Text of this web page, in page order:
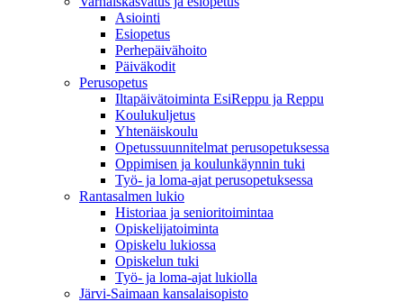
Asiointi
Esiopetus
Perhepäivähoito
Päiväkodit
Perusopetus
Iltapäivätoiminta EsiReppu ja Reppu
Koulukuljetus
Yhtenäiskoulu
Opetussuunnitelmat perusopetuksessa
Oppimisen ja koulunkäynnin tuki
Työ- ja loma-ajat perusopetuksessa
Rantasalmen lukio
Historiaa ja senioritoimintaa
Opiskelijatoiminta
Opiskelu lukiossa
Opiskelun tuki
Työ- ja loma-ajat lukiolla
Järvi-Saimaan kansalaisopisto